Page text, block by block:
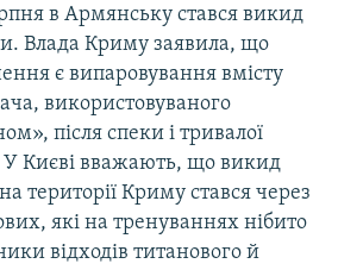
в Армянську стався викид
Влада Криму заявила, що
є випаровування вмісту
використовуваного
після спеки і тривалої
У Києві вважають, що викид
території Криму стався через
які на тренуваннях нібито
відходів титанового й